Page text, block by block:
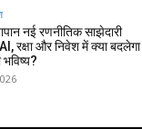
नई रणनीतिक साझेदारी
रक्षा और निवेश में क्या बदलेगा